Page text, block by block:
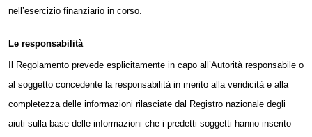
nell’esercizio finanziario in corso.
Le responsabilità
Il Regolamento prevede esplicitamente in capo all’Autorità responsabile o
al soggetto concedente la responsabilità in merito alla veridicità e alla
completezza delle informazioni rilasciate dal Registro nazionale degli
aiuti sulla base delle informazioni che i predetti soggetti hanno inserito